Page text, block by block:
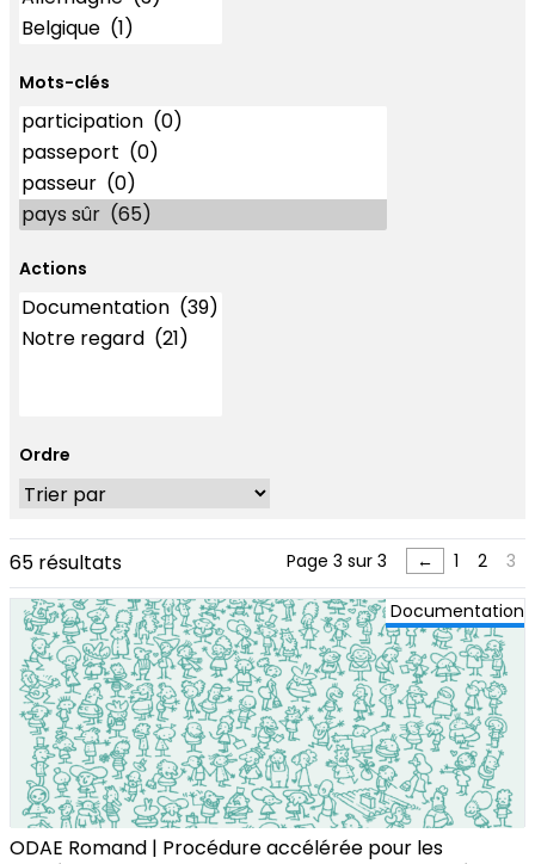
Mots-clés
Mots-clés
Actions
Actions
Ordre
65 résultats Page 3 sur 3 ← 1 2 3
Documentation
ODAE Romand | Procédure accélérée pour les